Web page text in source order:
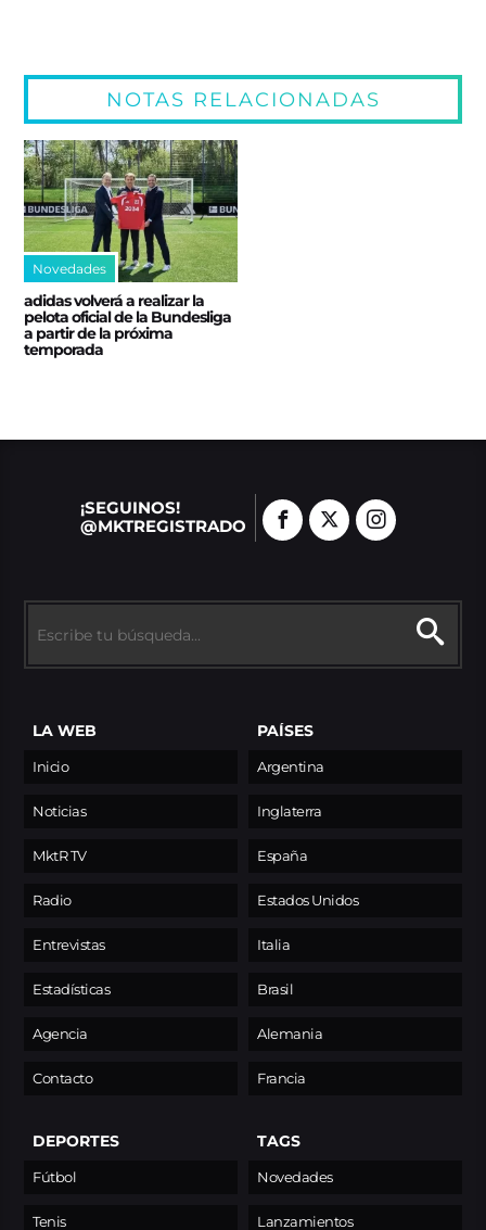
NOTAS RELACIONADAS
Novedades
adidas volverá a realizar la
pelota oficial de la Bundesliga
a partir de la próxima
temporada
¡SEGUINOS!
@MKTREGISTRADO
LA WEB
Inicio
Noticias
MktR TV
Radio
Entrevistas
Estadísticas
Agencia
Contacto
PAÍSES
Argentina
Inglaterra
España
Estados Unidos
Italia
Brasil
Alemania
Francia
DEPORTES
Fútbol
Tenis
TAGS
Novedades
Lanzamientos